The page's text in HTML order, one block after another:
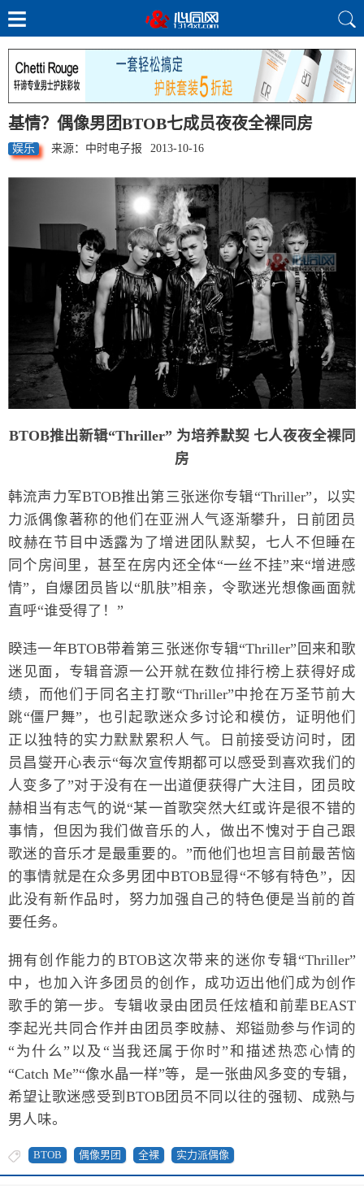
基情？偶像男团BTOB七成员夜夜全裸同房
娱乐 来源：中时电子报 2013-10-16
BTOB推出新辑“Thriller” 为培养默契 七人夜夜全裸同
房
韩流声力军BTOB推出第三张迷你专辑“Thriller”，以实
力派偶像著称的他们在亚洲人气逐渐攀升，日前团员
旼赫在节目中透露为了增进团队默契，七人不但睡在
同个房间里，甚至在房内还全体“一丝不挂”来“增进感
情”，自爆团员皆以“肌肤”相亲，令歌迷光想像画面就
直呼“谁受得了！”
睽违一年BTOB带着第三张迷你专辑“Thriller”回来和歌
迷见面，专辑音源一公开就在数位排行榜上获得好成
绩，而他们于同名主打歌“Thriller”中抢在万圣节前大
跳“僵尸舞”，也引起歌迷众多讨论和模仿，证明他们
正以独特的实力默默累积人气。日前接受访问时，团
员昌燮开心表示“每次宣传期都可以感受到喜欢我们的
人变多了”对于没有在一出道便获得广大注目，团员旼
赫相当有志气的说“某一首歌突然大红或许是很不错的
事情，但因为我们做音乐的人，做出不愧对于自己跟
歌迷的音乐才是最重要的。”而他们也坦言目前最苦恼
的事情就是在众多男团中BTOB显得“不够有特色”，因
此没有新作品时，努力加强自己的特色便是当前的首
要任务。
拥有创作能力的BTOB这次带来的迷你专辑“Thriller”
中，也加入许多团员的创作，成功迈出他们成为创作
歌手的第一步。专辑收录由团员任炫植和前辈BEAST
李起光共同合作并由团员李旼赫、郑镒勋参与作词的
“为什么”以及“当我还属于你时”和描述热恋心情的
“Catch Me”“像水晶一样”等，是一张曲风多变的专辑，
希望让歌迷感受到BTOB团员不同以往的强韧、成熟与
男人味。
BTOB 偶像男团 全裸 实力派偶像